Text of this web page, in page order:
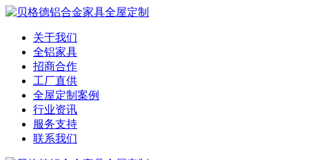
关于我们
全铝家具
招商合作
工厂直供
全屋定制案例
行业资讯
服务支持
联系我们